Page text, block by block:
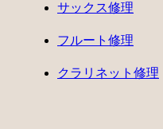
サックス修理
フルート修理
クラリネット修理